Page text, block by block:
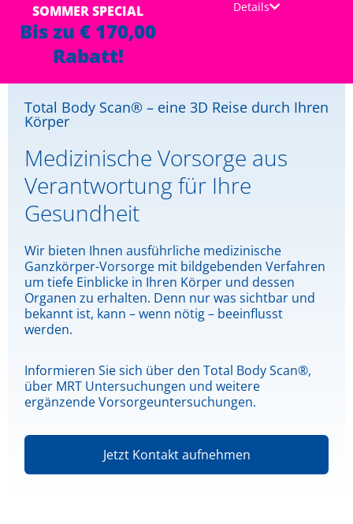
SOMMER SPECIAL
Bis zu € 170,00
Rabatt!
Details
Total Body Scan® – eine 3D Reise durch Ihren
Körper
Medizinische Vorsorge aus
Verantwortung für Ihre
Gesundheit
Wir bieten Ihnen ausführliche medizinische
Ganzkörper-Vorsorge mit bildgebenden Verfahren
um tiefe Einblicke in Ihren Körper und dessen
Organen zu erhalten. Denn nur was sichtbar und
bekannt ist, kann – wenn nötig – beeinflusst
werden.
Informieren Sie sich über den Total Body Scan®,
über MRT Untersuchungen und weitere
ergänzende Vorsorgeuntersuchungen.
Jetzt Kontakt aufnehmen